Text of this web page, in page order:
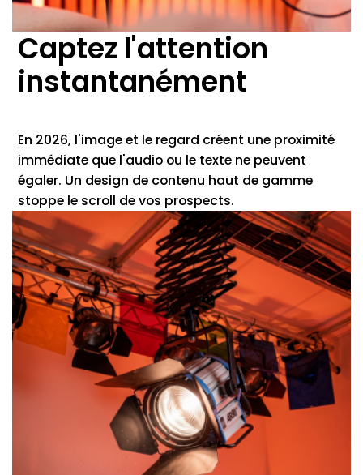
Captez l'attention
instantanément
En 2026, l'image et le regard créent une proximité
immédiate que l'audio ou le texte ne peuvent
égaler. Un design de contenu haut de gamme
stoppe le scroll de vos prospects.